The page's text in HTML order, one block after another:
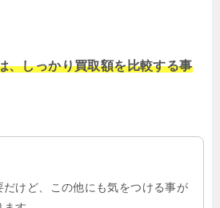
、しっかり買取額を比較する事
だけど、この他にも気をつける事が